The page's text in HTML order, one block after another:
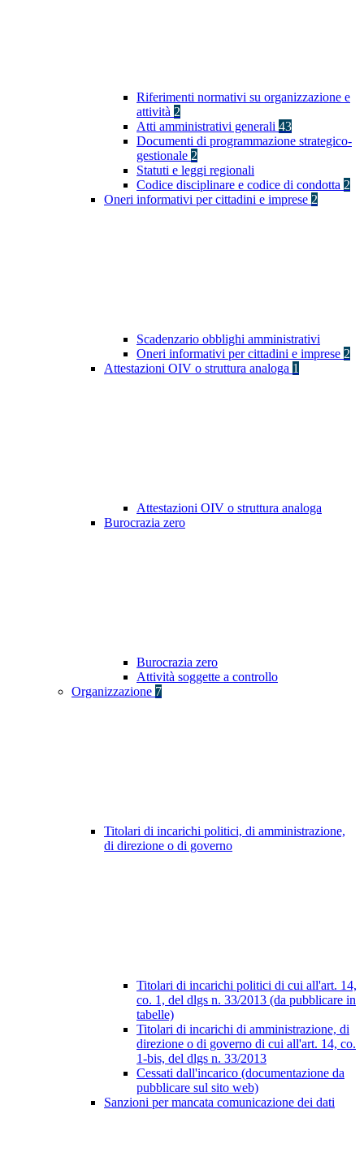
Riferimenti normativi su organizzazione e
attività 2
Atti amministrativi generali 43
Documenti di programmazione strategico-
gestionale 2
Statuti e leggi regionali
Codice disciplinare e codice di condotta 2
Oneri informativi per cittadini e imprese 2
Scadenzario obblighi amministrativi
Oneri informativi per cittadini e imprese 2
Attestazioni OIV o struttura analoga 1
Attestazioni OIV o struttura analoga
Burocrazia zero
Burocrazia zero
Attività soggette a controllo
Organizzazione 7
Titolari di incarichi politici, di amministrazione,
di direzione o di governo
Titolari di incarichi politici di cui all'art. 14,
co. 1, del dlgs n. 33/2013 (da pubblicare in
tabelle)
Titolari di incarichi di amministrazione, di
direzione o di governo di cui all'art. 14, co.
1-bis, del dlgs n. 33/2013
Cessati dall'incarico (documentazione da
pubblicare sul sito web)
Sanzioni per mancata comunicazione dei dati